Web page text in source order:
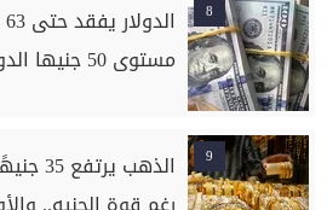
8
مستوى 50 جنيها الدولار
9